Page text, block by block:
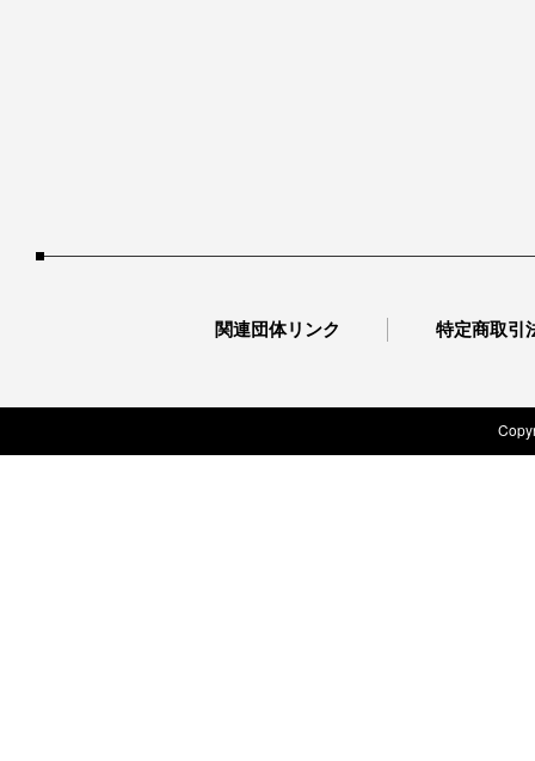
関連団体リンク 特定商取引